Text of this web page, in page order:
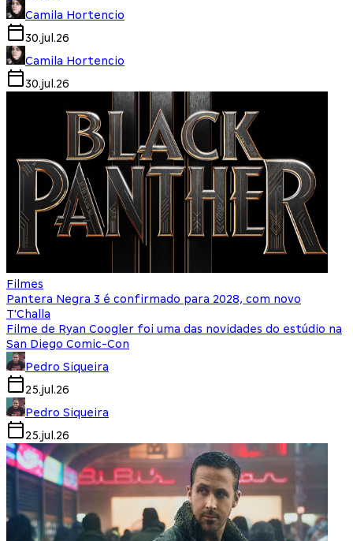
Camila Hortencio
30.jul.26
Camila Hortencio
30.jul.26
Filmes
Pantera Negra 3 é confirmado para 2028, com novo
T'Challa
Filme de Ryan Coogler foi uma das novidades do estúdio na
San Diego Comic-Con
Pedro Siqueira
25.jul.26
Pedro Siqueira
25.jul.26